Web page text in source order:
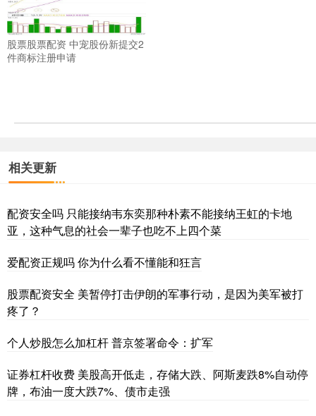
股票股票配资 中宠股份新提交2
件商标注册申请
相关更新
配资安全吗 只能接纳韦东奕那种朴素不能接纳王虹的卡地
亚，这种气息的社会一辈子也吃不上四个菜
爱配资正规吗 你为什么看不懂能和狂言
股票配资安全 美暂停打击伊朗的军事行动，是因为美军被打
疼了？
个人炒股怎么加杠杆 普京签署命令：扩军
证券杠杆收费 美股高开低走，存储大跌、阿斯麦跌8%自动停
牌，布油一度大跌7%、债市走强